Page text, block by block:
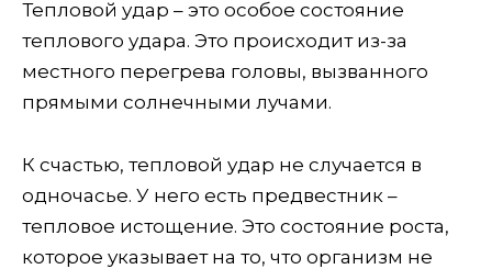
Тепловой удар – это особое состояние
теплового удара. Это происходит из-за
местного перегрева головы, вызванного
прямыми солнечными лучами.
К счастью, тепловой удар не случается в
одночасье. У него есть предвестник –
тепловое истощение. Это состояние роста,
которое указывает на то, что организм не